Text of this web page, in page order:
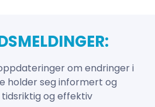
om endringer i
holder seg informert og
og effektiv